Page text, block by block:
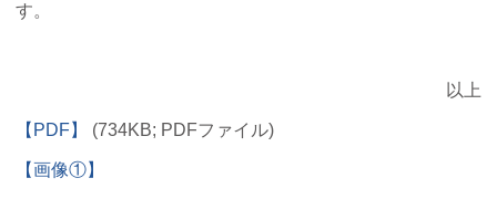
す。
以上
【PDF】 (734KB; PDFファイル)
【画像①】